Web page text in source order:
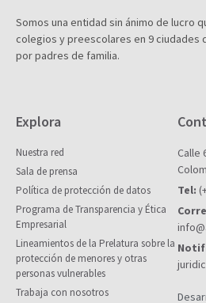
Somos una entidad sin ánimo de lucro
colegios y preescolares en 9 ciudades
por padres de familia.
Explora
Nuestra red
Sala de prensa
Política de protección de datos
Programa de Transparencia y Ética
Empresarial
Lineamientos de la Prelatura sobre la
protección de menores y otras
personas vulnerables
Trabaja con nosotros
Calle
Tel: